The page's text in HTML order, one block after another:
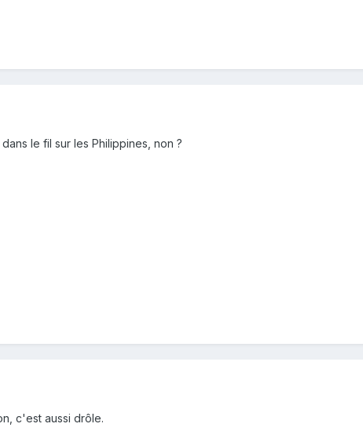
le fil sur les Philippines, non ?
c'est aussi drôle.